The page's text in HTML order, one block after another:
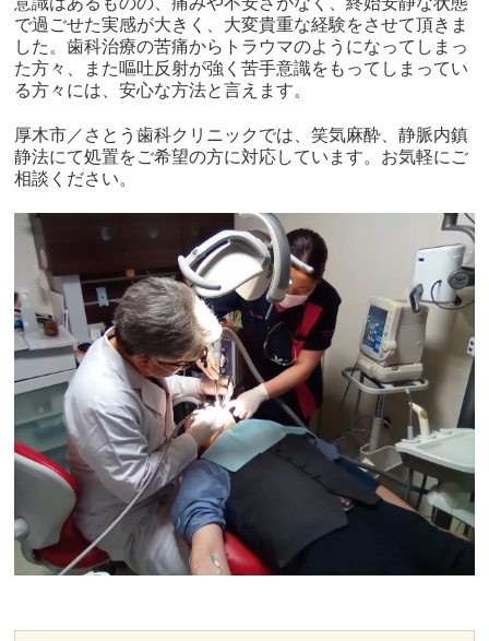
で過ごせた実感が大きく、大変貴重な経験をさせて頂きま
した。歯科治療の苦痛からトラウマのようになってしまっ
た方々、また嘔吐反射が強く苦手意識をもってしまってい
る方々には、安心な方法と言えます。
厚木市／さとう歯科クリニックでは、笑気麻酔、静脈内鎮
静法にて処置をご希望の方に対応しています。お気軽にご
相談ください。